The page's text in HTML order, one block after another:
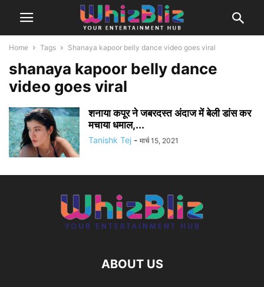
Home Tags Shanaya kapoor belly dance video goes viral
shanaya kapoor belly dance
video goes viral
शनाया कपूर ने जबरदस्त अंदाज में बेली डांस कर
मचाया धमाल,...
Tanishk Tej - मार्च 15, 2021
ABOUT US